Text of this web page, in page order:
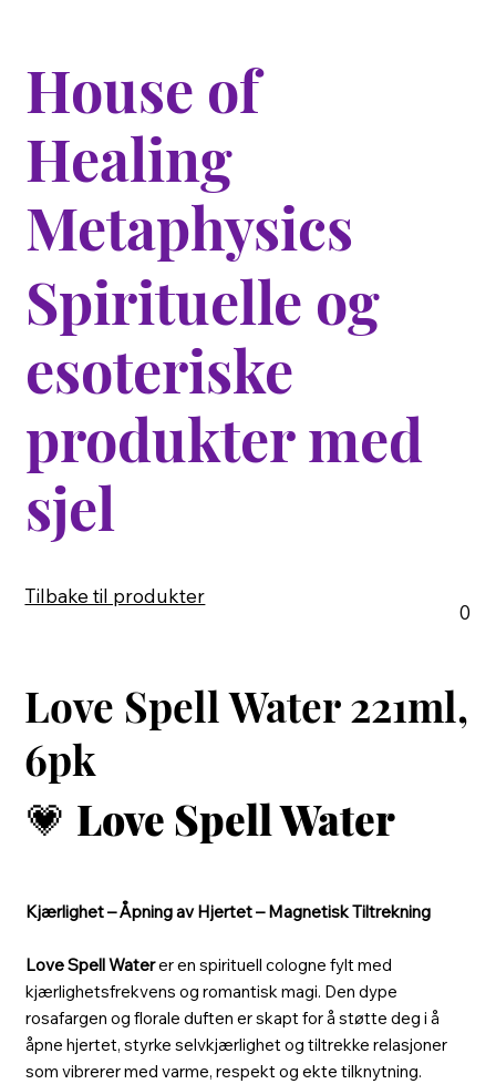
House of
Healing
Metaphysics
Spirituelle og
esoteriske
produkter med
sjel
Tilbake til produkter
0
Love Spell Water 221ml,
6pk
💗 Love Spell Water
Kjærlighet – Åpning av Hjertet – Magnetisk Tiltrekning
Love Spell Waterer en spirituell cologne fylt med
kjærlighetsfrekvens og romantisk magi. Den dype
rosafargen og florale duften er skapt for å støtte deg i å
åpne hjertet, styrke selvkjærlighet og tiltrekke relasjoner
som vibrerer med varme, respekt og ekte tilknytning.